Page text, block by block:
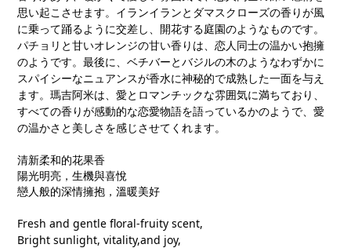
思い起こさせます。イランイランとダマスクローズの香りが風
に乗って踊るように交差し、開花する庭園のようなものです。
パチョリと甘いオレンジの甘い香りは、恋人同士の温かい抱擁
のようです。最後に、ベチバーとバジルの木のようなわずかに
スパイシーなニュアンスが香水に神秘的で成熟した一面を与え
ます。瑪吉阿米は、愛とロマンチックな雰囲気に満ちており、
すべての香りが感動的な恋愛物語を語っているかのようで、愛
の温かさと美しさを感じさせてくれます。
清新柔和的花果香
陽光明亮，生機與喜悅
戀人般的深情擁抱，溫暖美好
Fresh and gentle floral-fruity scent,
Bright sunlight, vitality,and joy,